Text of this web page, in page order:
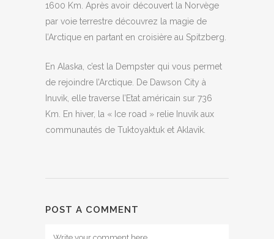
1600 Km. Après avoir découvert la Norvège
par voie terrestre découvrez la magie de
l’Arctique en partant en croisière au Spitzberg.
En Alaska, c’est la Dempster qui vous permet
de rejoindre l’Arctique. De Dawson City à
Inuvik, elle traverse l’Etat américain sur 736
Km. En hiver, la « Ice road » relie Inuvik aux
communautés de Tuktoyaktuk et Aklavik.
POST A COMMENT